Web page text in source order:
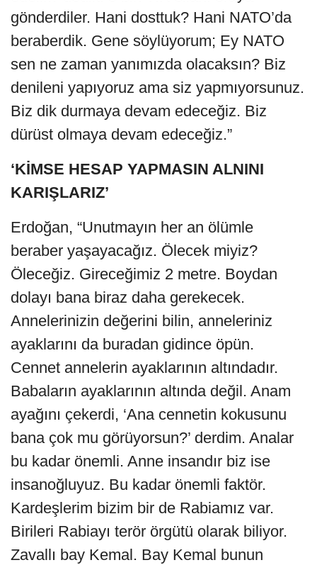
gönderdiler. Hani dosttuk? Hani NATO’da
beraberdik. Gene söylüyorum; Ey NATO
sen ne zaman yanımızda olacaksın? Biz
denileni yapıyoruz ama siz yapmıyorsunuz.
Biz dik durmaya devam edeceğiz. Biz
dürüst olmaya devam edeceğiz.”
‘KİMSE HESAP YAPMASIN ALNINI
KARIŞLARIZ’
Erdoğan, “Unutmayın her an ölümle
beraber yaşayacağız. Ölecek miyiz?
Öleceğiz. Gireceğimiz 2 metre. Boydan
dolayı bana biraz daha gerekecek.
Annelerinizin değerini bilin, anneleriniz
ayaklarını da buradan gidince öpün.
Cennet annelerin ayaklarının altındadır.
Babaların ayaklarının altında değil. Anam
ayağını çekerdi, ‘Ana cennetin kokusunu
bana çok mu görüyorsun?’ derdim. Analar
bu kadar önemli. Anne insandır biz ise
insanoğluyuz. Bu kadar önemli faktör.
Kardeşlerim bizim bir de Rabiamız var.
Birileri Rabiayı terör örgütü olarak biliyor.
Zavallı bay Kemal. Bay Kemal bunun